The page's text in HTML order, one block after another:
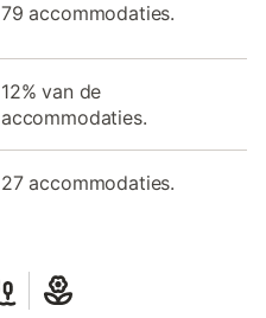
79 accommodaties.
12% van de
accommodaties.
27 accommodaties.